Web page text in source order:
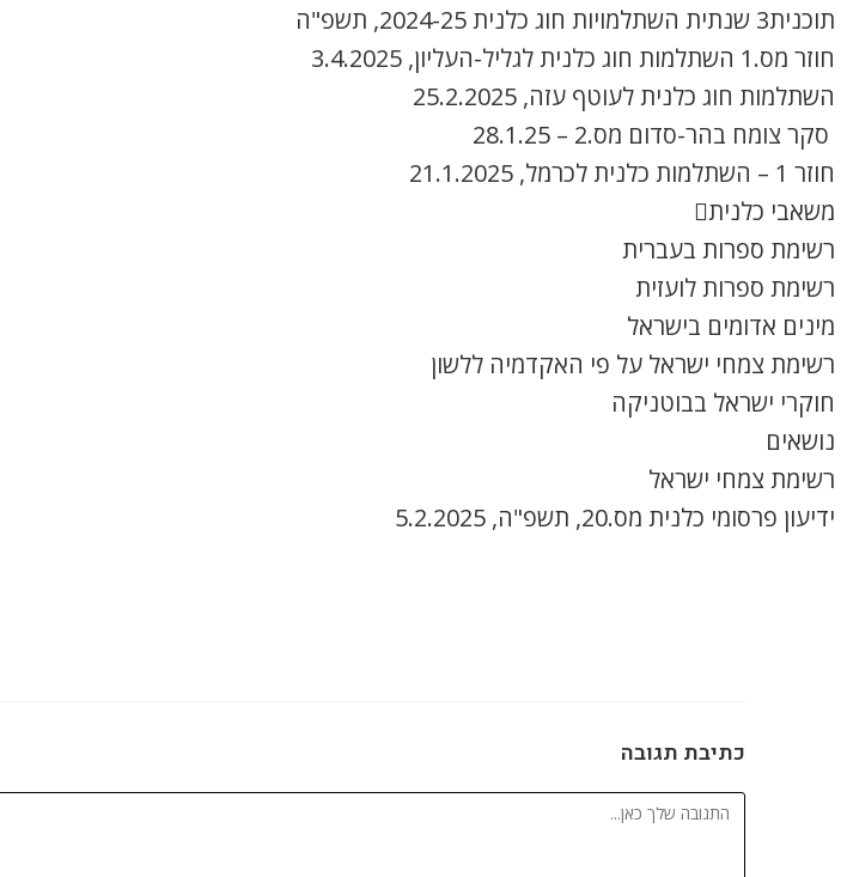
תוכנית3 שנתית השתלמויות חוג כלנית 2024-25, תשפ"ה
חוזר מס.1 השתלמות חוג כלנית לגליל-העליון, 3.4.2025
השתלמות חוג כלנית לעוטף עזה, 25.2.2025
סקר צומח בהר-סדום מס.2 – 28.1.25
חוזר 1 – השתלמות כלנית לכרמל, 21.1.2025
משאבי כלנית
רשימת ספרות בעברית
רשימת ספרות לועזית
מינים אדומים בישראל
רשימת צמחי ישראל על פי האקדמיה ללשון
חוקרי ישראל בבוטניקה
נושאים
רשימת צמחי ישראל
ידיעון פרסומי כלנית מס.20, תשפ"ה, 5.2.2025
כתיבת תגובה